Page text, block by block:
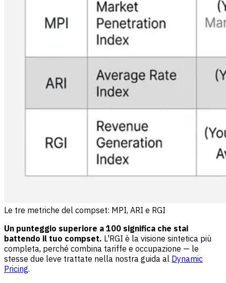
Le tre metriche del compset: MPI, ARI e RGI
Un punteggio superiore a 100 significa che stai
battendo il tuo compset. L'RGI è la visione sintetica più
completa, perché combina tariffe e occupazione — le
stesse due leve trattate nella nostra guida al Dynamic
Pricing.